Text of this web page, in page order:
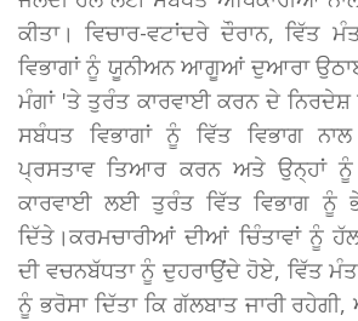
ਕੀਤਾ। ਵਿਚਾਰ-ਵਟਾਂਦਰੇ ਦੌਰਾਨ, ਵਿੱਤ
ਵਿਭਾਗਾਂ ਨੂੰ ਯੂਨੀਅਨ ਆਗੂਆਂ ਦੁਆਰਾ
ਮੰਗਾਂ 'ਤੇ ਤੁਰੰਤ ਕਾਰਵਾਈ ਕਰਨ ਦੇ ਨਿਰਦੇਸ਼
ਸਬੰਧਤ ਵਿਭਾਗਾਂ ਨੂੰ ਵਿੱਤ ਵਿਭਾਗ
ਪ੍ਰਸਤਾਵ ਤਿਆਰ ਕਰਨ ਅਤੇ ਉਨ੍ਹਾਂ ਨੂੰ
ਕਾਰਵਾਈ ਲਈ ਤੁਰੰਤ ਵਿੱਤ ਵਿਭਾਗ ਨੂੰ
ਦਿੱਤੇ।ਕਰਮਚਾਰੀਆਂ ਦੀਆਂ ਚਿੰਤਾਵਾਂ ਨੂੰ
ਦੀ ਵਚਨਬੱਧਤਾ ਨੂੰ ਦੁਹਰਾਉਂਦੇ ਹੋਏ, ਵਿੱਤ
ਨੂੰ ਭਰੋਸਾ ਦਿੱਤਾ ਕਿ ਗੱਲਬਾਤ ਜਾਰੀ